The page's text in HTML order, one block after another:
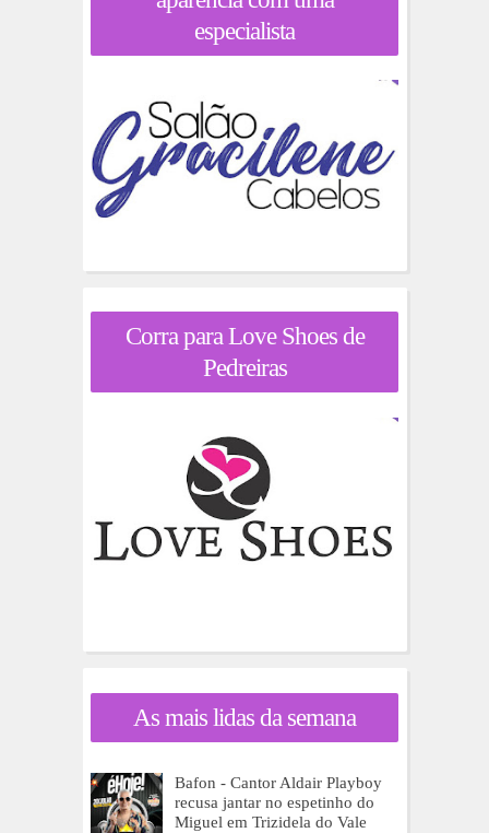
especialista
Corra para Love Shoes de
Pedreiras
As mais lidas da semana
Bafon - Cantor Aldair Playboy
recusa jantar no espetinho do
Miguel em Trizidela do Vale